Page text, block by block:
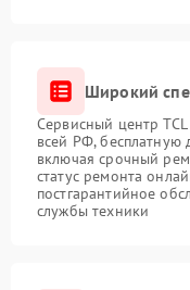
Широкий
Сервисный центр
всей РФ, бесплатную
включая срочный
статус ремонта
постгарантийное
службы техники